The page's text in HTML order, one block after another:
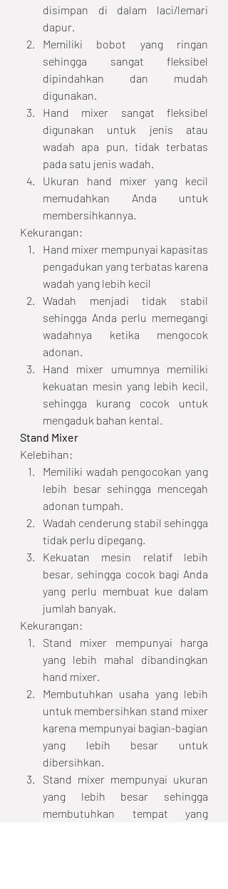
disimpan di dalam laci/lemari
dapur.
Memiliki bobot yang ringan
sehingga sangat fleksibel
dipindahkan dan mudah
digunakan.
Hand mixer sangat fleksibel
digunakan untuk jenis atau
wadah apa pun, tidak terbatas
pada satu jenis wadah.
Ukuran hand mixer yang kecil
memudahkan Anda untuk
membersihkannya.
Kekurangan:
Hand mixer mempunyai kapasitas
pengadukan yang terbatas karena
wadah yang lebih kecil
Wadah menjadi tidak stabil
sehingga Anda perlu memegangi
wadahnya ketika mengocok
adonan.
Hand mixer umumnya memiliki
kekuatan mesin yang lebih kecil,
sehingga kurang cocok untuk
mengaduk bahan kental.
Stand Mixer
Kelebihan:
Memiliki wadah pengocokan yang
lebih besar sehingga mencegah
adonan tumpah.
Wadah cenderung stabil sehingga
tidak perlu dipegang.
Kekuatan mesin relatif lebih
besar, sehingga cocok bagi Anda
yang perlu membuat kue dalam
jumlah banyak.
Kekurangan:
Stand mixer mempunyai harga
yang lebih mahal dibandingkan
hand mixer.
Membutuhkan usaha yang lebih
untuk membersihkan stand mixer
karena mempunyai bagian-bagian
yang lebih besar untuk
dibersihkan.
Stand mixer mempunyai ukuran
yang lebih besar sehingga
membutuhkan tempat yang